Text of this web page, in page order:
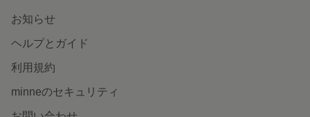
お知らせ
ヘルプとガイド
利用規約
minneのセキュリティ